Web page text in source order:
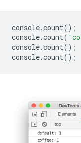
console.count();
console.count(
console.count();
console.count();